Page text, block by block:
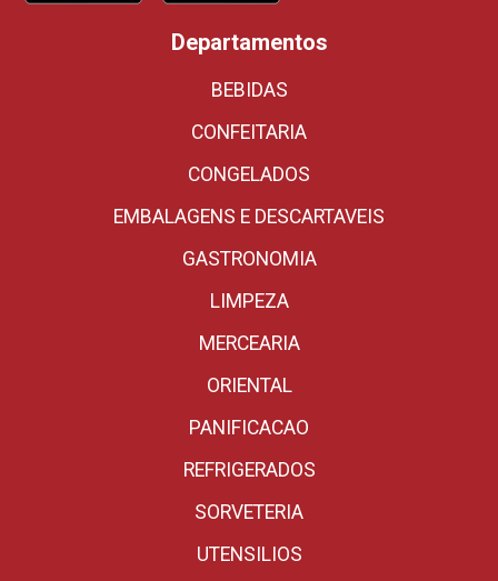
Departamentos
BEBIDAS
CONFEITARIA
CONGELADOS
EMBALAGENS E DESCARTAVEIS
GASTRONOMIA
LIMPEZA
MERCEARIA
ORIENTAL
PANIFICACAO
REFRIGERADOS
SORVETERIA
UTENSILIOS